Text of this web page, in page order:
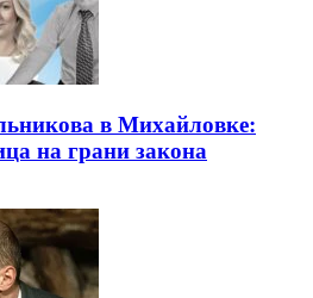
в Михайловке:
на грани закона